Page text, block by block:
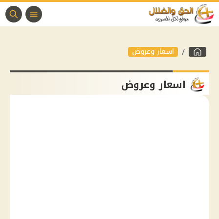
اسعار وعروض
اسعار وعروض